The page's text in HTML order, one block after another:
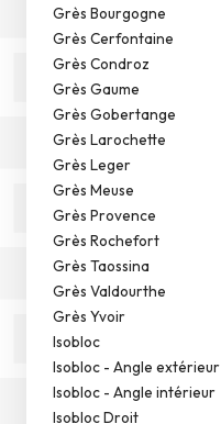
Grès Bourgogne
Grès Cerfontaine
Grès Condroz
Grès Gaume
Grès Gobertange
Grès Larochette
Grès Leger
Grès Meuse
Grès Provence
Grès Rochefort
Grès Taossina
Grès Valdourthe
Grès Yvoir
Isobloc
Isobloc - Angle extérieur
Isobloc - Angle intérieur
Isobloc Droit